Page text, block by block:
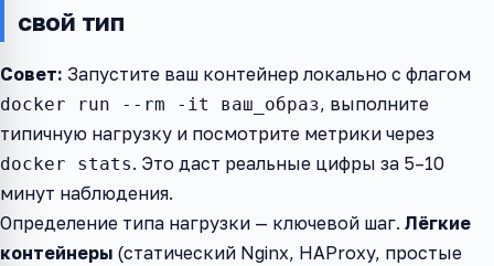
свой тип
Совет: Запустите ваш контейнер локально с флагом
docker run --rm -it ваш_образ, выполните
типичную нагрузку и посмотрите метрики через
docker stats. Это даст реальные цифры за 5–10
минут наблюдения.
Определение типа нагрузки — ключевой шаг. Лёгкие
контейнеры (статический Nginx, HAProxy, простые